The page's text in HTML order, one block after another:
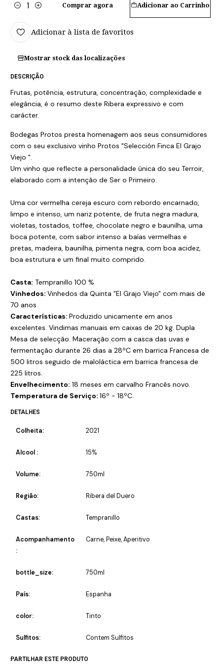
Quantidade
Adicionar ao Carrinho
Comprar agora
Adicionar à lista de favoritos
Mostrar stock das localizações
DESCRIÇÃO
Frutas, potência, estrutura, concentração, complexidade e
elegância, é o resumo deste Ribera expressivo e com
carácter.
Bodegas Protos presta homenagem aos seus consumidores
com o seu exclusivo vinho Protos "Selección Finca El Grajo
Viejo ".
Um vinho que reflecte a personalidade única do seu Terroir,
elaborado com a intenção de Ser o Primeiro.
Uma cor vermelha cereja escuro com rebordo encarnado,
limpo e intenso, um nariz potente, de fruta negra madura,
violetas, tostados, toffee, chocolate negro e baunilha, uma
boca potente, com sabor intenso a baías vermelhas e
pretas, madeira, baunilha, pimenta negra, com boa acidez,
boa estrutura e um final muito comprido.
Casta: Tempranillo 100 %
Vinhedos: Vinhedos da Quinta "El Grajo Viejo" com mais de
70 anos
Características: Produzido unicamente em anos
excelentes. Vindimas manuais em caixas de 20 kg. Dupla
Mesa de selecção. Maceração com a casca das uvas e
fermentação durante 26 dias a 28ºC em barrica Francesa de
500 litros seguido de maloláctica em barrica francesa de
225 litros.
Envelhecimento: 18 meses em carvalho Francês novo.
Temperatura de Serviço: 16º - 18ºC.
DETALHES
Colheita: 2021
Alcool : 15%
Volume: 750ml
Região: Ribera del Duero
Castas: Tempranillo
Acompanhamento
:
Carne, Peixe, Aperitivo
bottle_size: 750ml
País: Espanha
color: Tinto
Sulfitos: Contem Sulfitos
PARTILHAR ESTE PRODUTO